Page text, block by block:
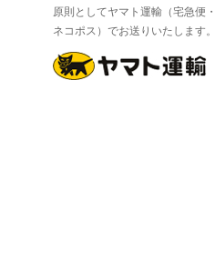
原則としてヤマト運輸（宅急便
ネコポス）でお送りいたします